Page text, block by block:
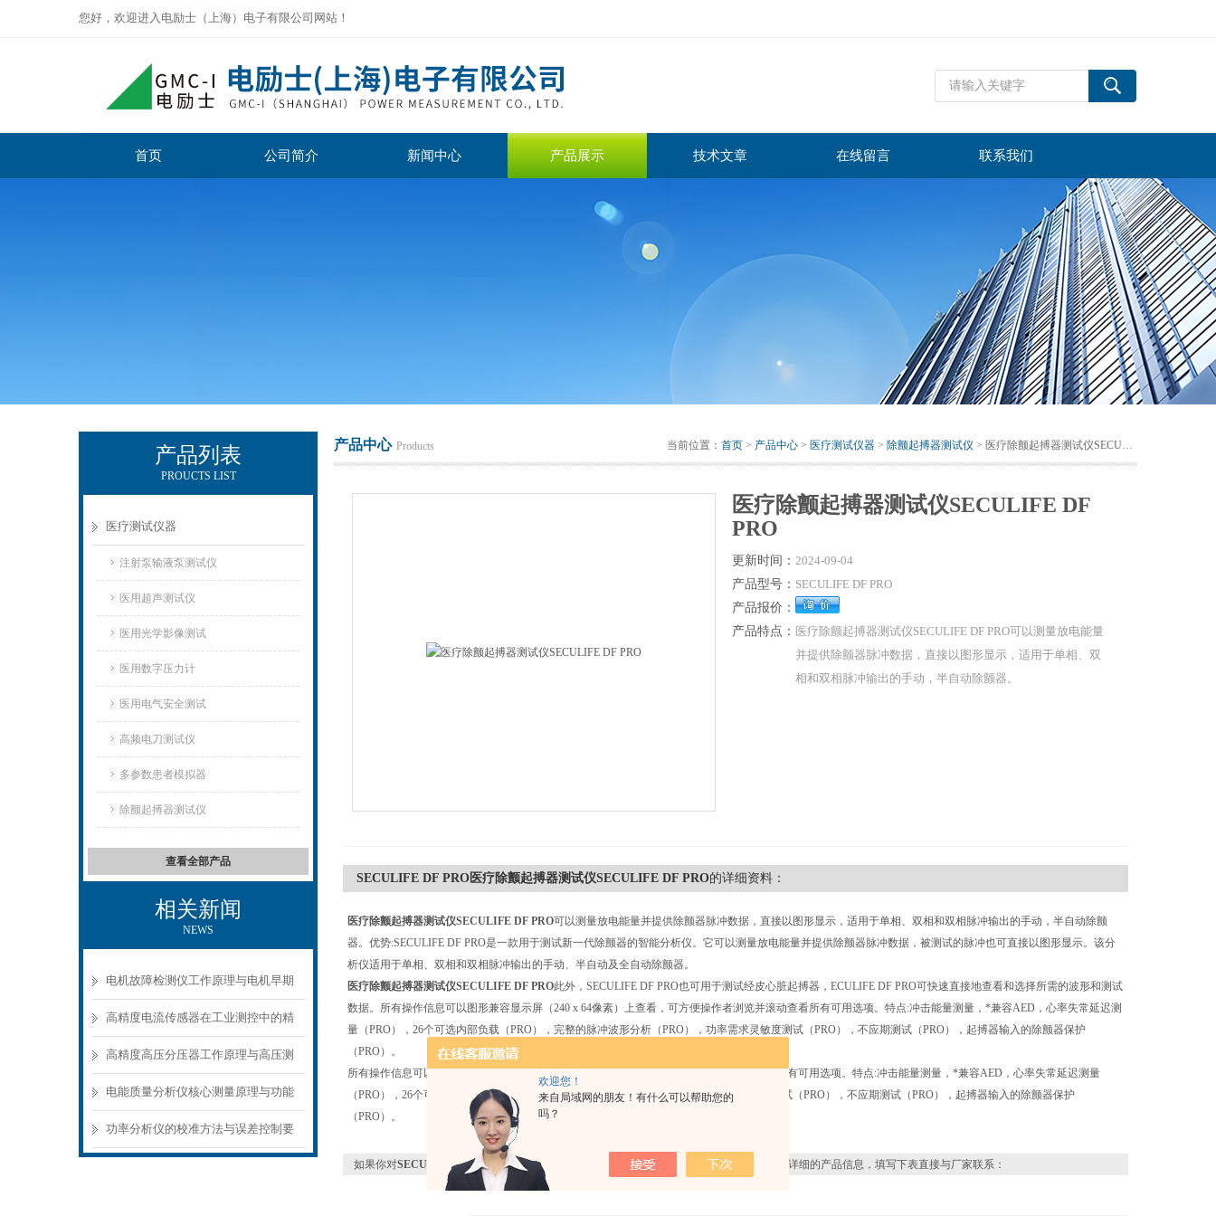
欢迎您！
来自局域网的朋友！有什么可以帮助您的
吗？
您好，欢迎进入电励士（上海）电子有限公司网站！
首页 公司简介 新闻中心 产品展示 技术文章 在线留言 联系我们
产品列表
PROUCTS LIST
医疗测试仪器
注射泵输液泵测试仪
医用超声测试仪
医用光学影像测试
医用数字压力计
医用电气安全测试
高频电刀测试仪
多参数患者模拟器
除颤起搏器测试仪
查看全部产品
相关新闻
NEWS
电机故障检测仪工作原理与电机早期
故障诊断方案
高精度电流传感器在工业测控中的精
准测量方案
高精度高压分压器工作原理与高压测
量应用场景
电能质量分析仪核心测量原理与功能
模块解析
功率分析仪的校准方法与误差控制要
产品中心 Products 当前位置： 首页 > 产品中心 > 医疗测试仪器 > 除颤起搏器测试仪 > 医疗除颤起搏器测试仪SECULIFE DF PRO
医疗除颤起搏器测试仪SECULIFE DF
PRO
更新时间： 2024-09-04
产品型号： SECULIFE DF PRO
产品报价：
产品特点： 医疗除颤起搏器测试仪SECULIFE DF PRO可以测量放电能量
并提供除颤器脉冲数据，直接以图形显示，适用于单相、双
相和双相脉冲输出的手动，半自动除颤器。
SECULIFE DF PRO医疗除颤起搏器测试仪SECULIFE DF PRO的详细资料：
医疗除颤起搏器测试仪SECULIFE DF PRO可以测量放电能量并提供除颤器脉冲数据，直接以图形显示，适用于单相、双相和双相脉冲输出的手动，半自动除颤
器。优势:SECULIFE DF PRO是一款用于测试新一代除颤器的智能分析仪。它可以测量放电能量并提供除颤器脉冲数据，被测试的脉冲也可直接以图形显示。该分
析仪适用于单相、双相和双相脉冲输出的手动、半自动及全自动除颤器。
医疗除颤起搏器测试仪SECULIFE DF PRO此外，SECULIFE DF PRO也可用于测试经皮心脏起搏器，ECULIFE DF PRO可快速直接地查看和选择所需的波形和测试
数据。所有操作信息可以图形兼容显示屏（240 x 64像素）上查看，可方便操作者浏览并滚动查看所有可用选项。特点:冲击能量测量，*兼容AED，心率失常延迟测
量（PRO），26个可选内部负载（PRO），完整的脉冲波形分析（PRO），功率需求灵敏度测试（PRO），不应期测试（PRO），起搏器输入的除颤器保护
（PRO）。
所有操作信息可以图形兼容显示屏（240 x 64像素）上查看，可方便操作者浏览并滚动查看所有可用选项。特点:冲击能量测量，*兼容AED，心率失常延迟测量
（PRO），26个可选内部负载（PRO），完整的脉冲波形分析（PRO），功率需求灵敏度测试（PRO），不应期测试（PRO），起搏器输入的除颤器保护
（PRO）。
如果你对SECULIFE DF PRO医疗除颤起搏器测试仪SECULIFE DF PRO 感兴趣，想了解更详细的产品信息，填写下表直接与厂家联系：